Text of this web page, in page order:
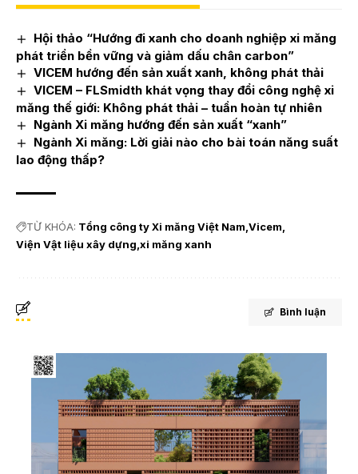
Hội thảo “Hướng đi xanh cho doanh nghiệp xi măng
phát triển bền vững và giảm dấu chân carbon”
VICEM hướng đến sản xuất xanh, không phát thải
VICEM – FLSmidth khát vọng thay đổi công nghệ xi
măng thế giới: Không phát thải – tuần hoàn tự nhiên
Ngành Xi măng hướng đến sản xuất “xanh”
Ngành Xi măng: Lời giải nào cho bài toán năng suất
lao động thấp?
TỪ KHÓA: Tổng công ty Xi măng Việt Nam Vicem
Viện Vật liệu xây dựng xi măng xanh
Bình luận